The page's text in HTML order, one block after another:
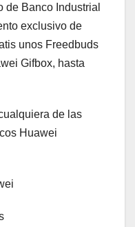
de Banco Industrial
exclusivo de
unos Freedbuds
Gifbox, hasta
de las
Huawei